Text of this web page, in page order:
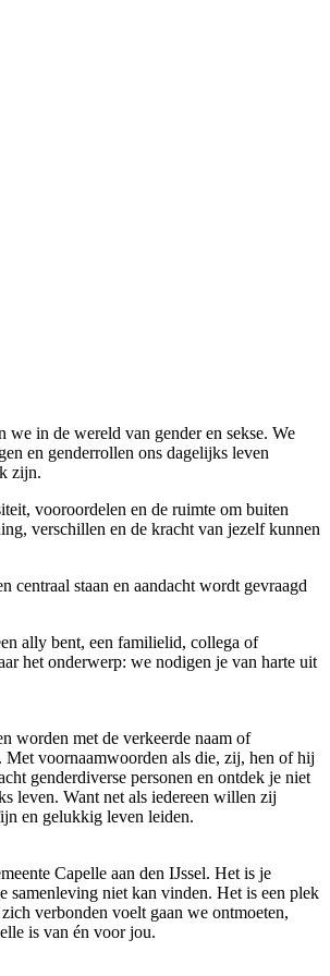
in de wereld van gender en sekse. We
en genderrollen ons dagelijks leven
zijn.
vooroordelen en de ruimte om buiten
verschillen en de kracht van jezelf kunnen
staan en aandacht wordt gevraagd
ally bent, een familielid, collega of
het onderwerp: we nodigen je van harte uit
worden met de verkeerde naam of
Met voornaamwoorden als die, zij, hen of hij
genderdiverse personen en ontdek je niet
leven. Want net als iedereen willen zij
en gelukkig leven leiden.
Capelle aan den IJssel. Het is je
samenleving niet kan vinden. Het is een plek
verbonden voelt gaan we ontmoeten,
is van én voor jou.